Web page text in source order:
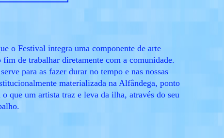
o Festival integra uma componente de arte
de trabalhar diretamente com a comunidade.
para as fazer durar no tempo e nas nossas
materializada na Alfândega, ponto
que um artista traz e leva da ilha, através do seu